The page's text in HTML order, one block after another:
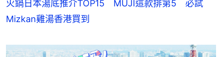
火鍋日本湯底推介TOP15 MUJI這款排第5 必試
Mizkan雞湯香港買到